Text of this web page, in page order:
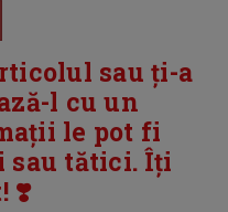
sau ți-a
l cu un
le pot fi
sau tătici. Îți
❣️